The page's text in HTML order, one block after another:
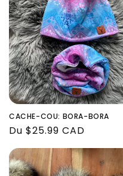
CACHE-COU: BORA-BORA
Prix
habituel
Du $25.99 CAD